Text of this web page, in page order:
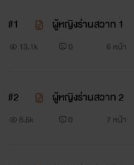
ภาษาและสำนวนอาจจะ
ต่อไปนะคะ ขอบคุณทุกๆ
คะ ขอขอบคุณจากใจจริง
ด้วยรักจากใจ
#1 ผู้หญิงร่านสวาท 1
13.1k 0 6 หน้า
#2 ผู้หญิงร่านสวาท 2
8.5k 0 7 หน้า